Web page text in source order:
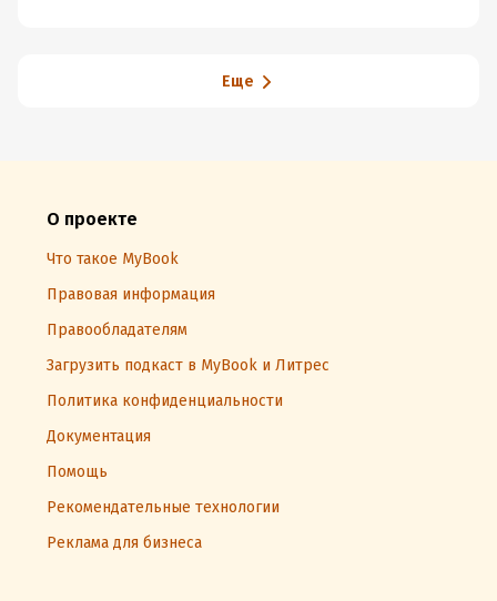
жизниЕще
О проекте
Что такое MyBook
Правовая информация
Правообладателям
Загрузить подкаст в MyBook и Литрес
Политика конфиденциальности
Документация
Помощь
Рекомендательные технологии
Реклама для бизнеса